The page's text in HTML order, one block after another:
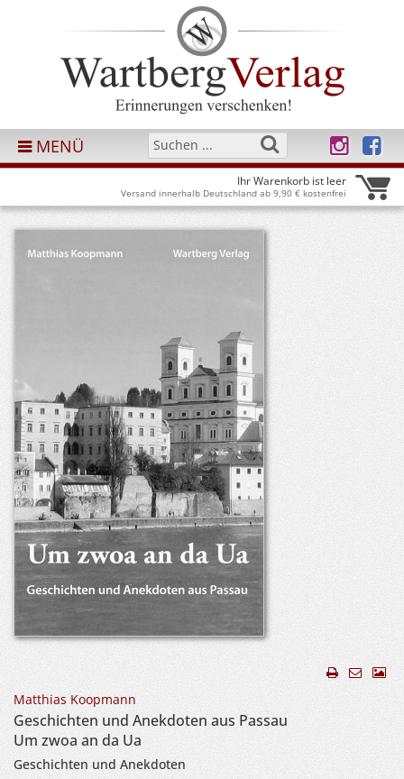
MENÜ
Ihr Warenkorb ist leer
Versand innerhalb Deutschland ab 9,90 € kostenfrei
Matthias Koopmann
Geschichten und Anekdoten aus Passau
Um zwoa an da Ua
Geschichten und Anekdoten